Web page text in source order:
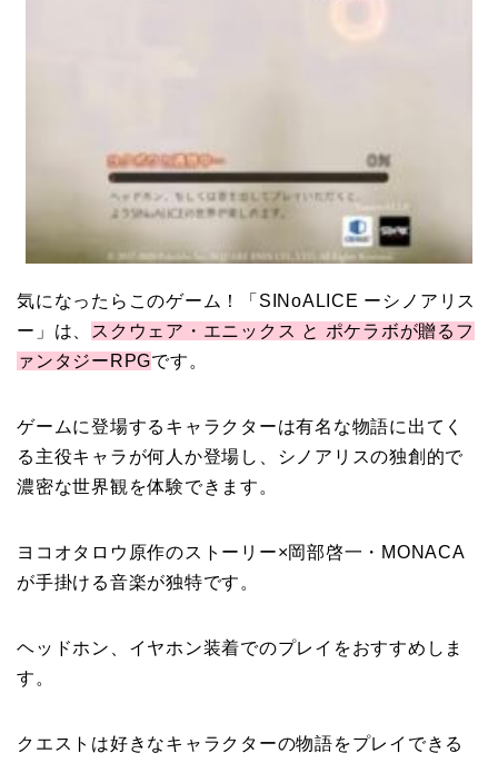
気になったらこのゲーム！「SINoALICE ーシノアリス
ー」は、
スクウェア・エニックス と ポケラボが贈るフ
ァンタジーRPGです。
ゲームに登場するキャラクターは有名な物語に出てく
る主役キャラが何人か登場し
、シノアリスの独創的で
濃密な世界観を体験できます。
ヨコオタロウ原作のストーリー×岡部啓一・MONACA
が手掛ける音楽が独特です。
ヘッドホン、イヤホン装着でのプレイをおすすめしま
す。
クエストは好きなキャラクターの物語をプレイできる